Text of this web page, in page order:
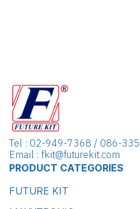
Tel : 02-949-7368 / 086-
Email : fkit@futurekit.com
PRODUCT CATEGORIES
FUTURE KIT